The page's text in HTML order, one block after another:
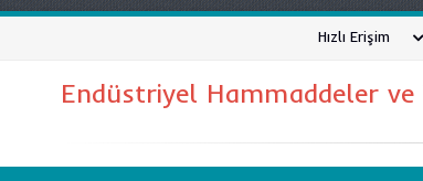
Hızlı Erişim
Endüstriyel Hammaddeler